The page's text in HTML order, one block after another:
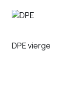
DPE vierge